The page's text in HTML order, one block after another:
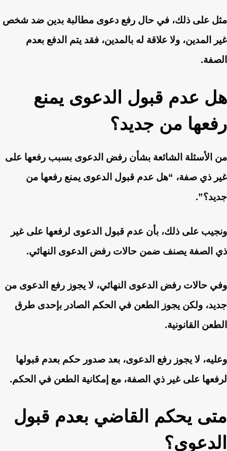
مثل على ذلك، في حال رفع دعوى مطالبة بدين ضد شخص
غير المدين، ولا علاقة له بالمدين، فقد يتم الدفع بعدم
الصفة.
هل عدم قبول الدعوى يمنع
رفعها من جديد؟
من الأسئلة الشائعة بشأن رفض الدعوى بسبب رفعها على
غير ذي صفة، “هل عدم قبول الدعوى يمنع رفعها من
جديد؟”.
ونجيب على ذلك، بأن عدم قبول الدعوى لرفعها على غير
ذي الصفة يصنف ضمن حالات رفض الدعوى النهائي.
وفي حالات رفض الدعوى النهائي، لا يجوز رفع الدعوى من
جديد، ولكن يجوز الطعن في الحكم الصادر بإحدى طرق
الطعن القانونية.
وعليه، لا يجوز رفع الدعوى، بعد صدور حكم بعدم قبولها
لرفعها على غير ذي الصفة، مع إمكانية الطعن في الحكم.
متى يحكم القاضي بعدم قبول
الدعوي؟